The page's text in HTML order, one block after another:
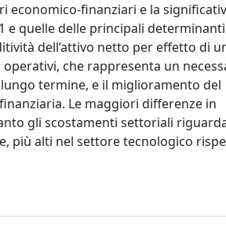
economico-finanziari e la
e quelle delle principali determinanti
dell’attivo netto per effetto di
che rappresenta un
termine, e il miglioramento del
Le maggiori differenze in
gli scostamenti settoriali
più alti nel settore tecnologico